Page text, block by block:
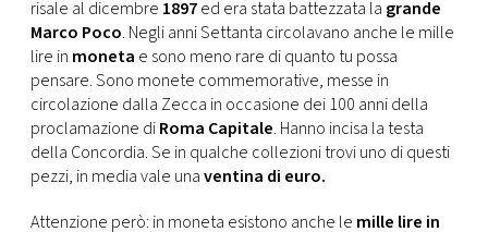
risale al dicembre 1897ed era stata battezzata la grande
Marco Poco. Negli anni Settanta circolavano anche le mille
lire in moneta e sono meno rare di quanto tu possa
pensare. Sono monete commemorative, messe in
circolazione dalla Zecca in occasione dei 100 anni della
proclamazione diRoma Capitale. Hanno incisa la testa
della Concordia. Se in qualche collezioni trovi uno di questi
pezzi, in media vale unaventina di euro.
Attenzione però: in moneta esistono anche le mille lire in